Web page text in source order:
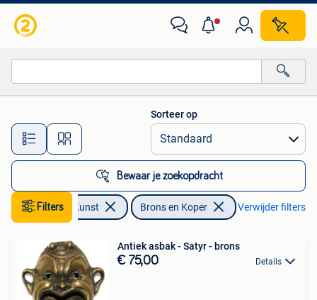
Alle afstanden…
Sorteer op
Bewaar je zoekopdracht
Filters
Antiek en Kunst Brons en Koper Verwijder filters
Antiek asbak - Satyr - brons
€ 75,00 Details